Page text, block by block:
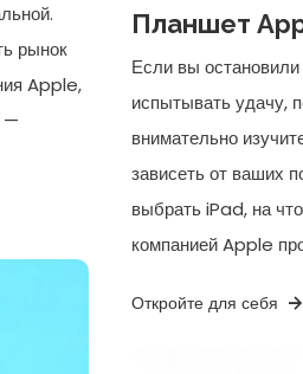
рынок
Apple,
—
Планшет
Если вы
испытывать удачу,
внимательно
зависеть от ваших
выбрать iPad, на
компанией Apple
Откройте для себя